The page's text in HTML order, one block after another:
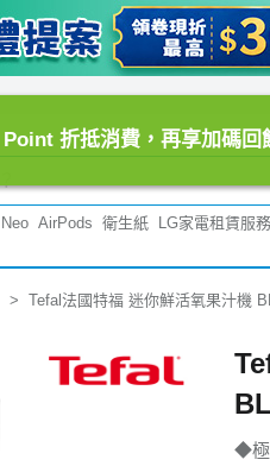
AirPods 衛生紙 LG家電租賃服務
Tefal法國特福 迷你鮮活氧果汁機
◆極
折抵消費，再享加碼回